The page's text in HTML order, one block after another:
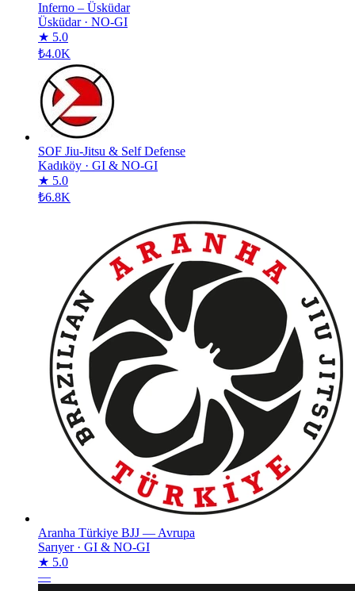
Inferno – Üsküdar
Üsküdar· NO-GI
★ 5.0
₺4.0K
SOF Jiu-Jitsu & Self Defense
Kadıköy · GI & NO-GI
★ 5.0
₺6.8K
Aranha Türkiye BJJ — Avrupa
Sarıyer· GI & NO-GI
★ 5.0
—